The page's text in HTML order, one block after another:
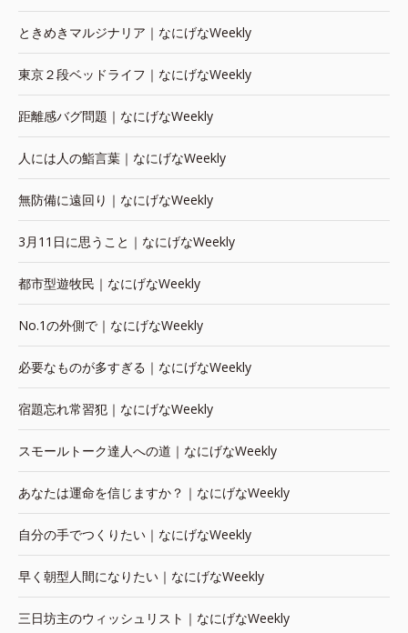
ときめきマルジナリア｜なにげなWeekly
東京２段ベッドライフ｜なにげなWeekly
距離感バグ問題｜なにげなWeekly
人には人の鮨言葉｜なにげなWeekly
無防備に遠回り｜なにげなWeekly
3月11日に思うこと｜なにげなWeekly
都市型遊牧民｜なにげなWeekly
No.1の外側で｜なにげなWeekly
必要なものが多すぎる｜なにげなWeekly
宿題忘れ常習犯｜なにげなWeekly
スモールトーク達人への道｜なにげなWeekly
あなたは運命を信じますか？｜なにげなWeekly
自分の手でつくりたい｜なにげなWeekly
早く朝型人間になりたい｜なにげなWeekly
三日坊主のウィッシュリスト｜なにげなWeekly